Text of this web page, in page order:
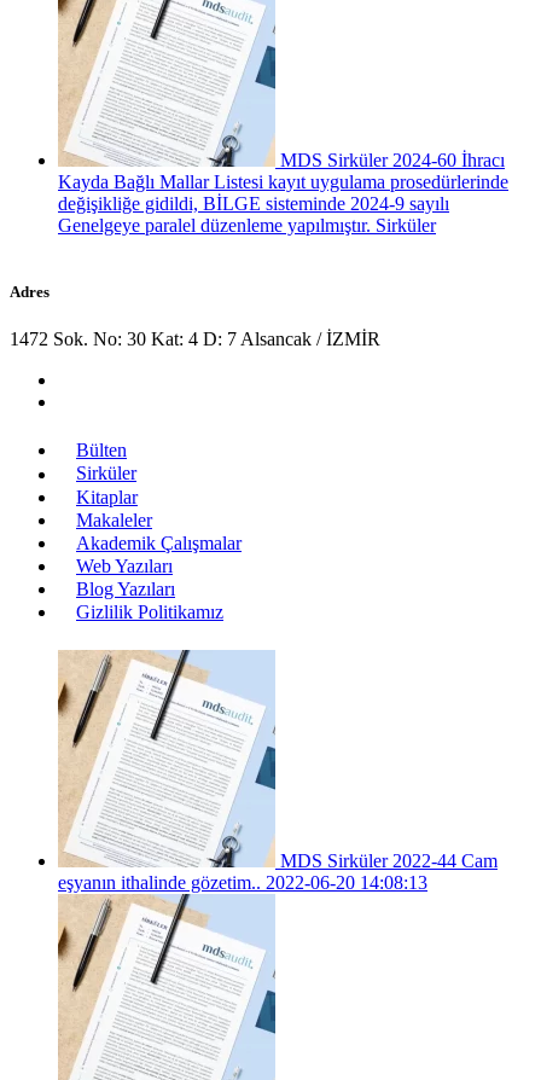
MDS Sirküler 2024-60 İhracı
Kayda Bağlı Mallar Listesi kayıt uygulama prosedürlerinde
değişikliğe gidildi, BİLGE sisteminde 2024-9 sayılı
Genelgeye paralel düzenleme yapılmıştır. Sirküler
Adres
1472 Sok. No: 30 Kat: 4 D: 7 Alsancak / İZMİR
Bülten
Sirküler
Kitaplar
Makaleler
Akademik Çalışmalar
Web Yazıları
Blog Yazıları
Gizlilik Politikamız
MDS Sirküler 2022-44 Cam
eşyanın ithalinde gözetim.. 2022-06-20 14:08:13